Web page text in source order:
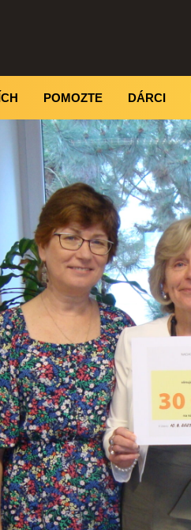
POMOZTE DÁRCI